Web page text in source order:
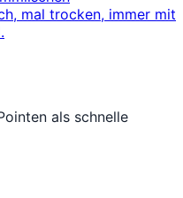
mal trocken, immer mit
als schnelle